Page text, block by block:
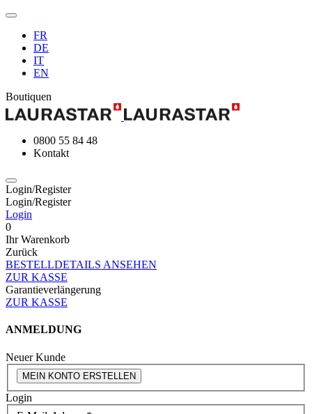
FR
DE
IT
EN
Boutiquen
0800 55 84 48
Kontakt
Login/Register
Login/Register
Login
0
Ihr Warenkorb
Zurück
BESTELLDETAILS ANSEHEN
ZUR KASSE
Garantieverlängerung
ZUR KASSE
ANMELDUNG
Neuer Kunde
MEIN KONTO ERSTELLEN
Login